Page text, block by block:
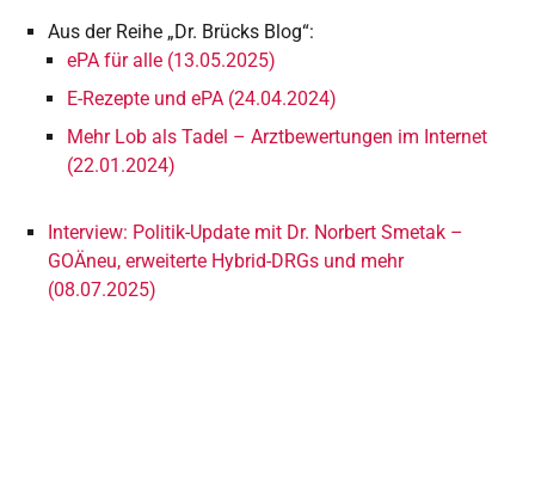
Aus der Reihe „Dr. Brücks Blog“:
ePA für alle (13.05.2025)
E-Rezepte und ePA (24.04.2024)
Mehr Lob als Tadel – Arztbewertungen im Internet
(22.01.2024)
Interview: Politik-Update mit Dr. Norbert Smetak –
GOÄneu, erweiterte Hybrid-DRGs und mehr
(08.07.2025)